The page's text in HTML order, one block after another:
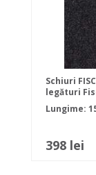
Schiuri
legături
Lungime:
398 lei